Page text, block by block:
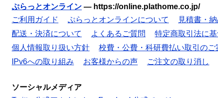
ぷらっとオンライン — https://online.plathome.co.jp/
ご利用ガイド
ぷらっとオンラインについて
見積書・
配送・決済について
よくあるご質問
特定商取引法に
個人情報取り扱い方針
校費・公費・科研費払い取引のご
IPv6への取り組み
お客様からの声 ご注文の取り消し
ソーシャルメディア